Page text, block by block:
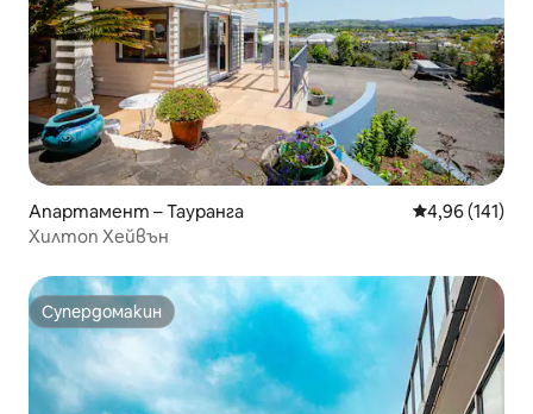
Апартамент – Тауранга Средна
4,96 (141)
Хилтоп Хейвън
Супердомакин
Супердомакин